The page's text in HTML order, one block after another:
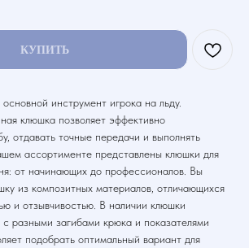
КУПИТЬ
инструмент игрока на льду.
клюшка позволяет эффективно
отдавать точные передачи и выполнять
ассортименте представлены клюшки для
от начинающих до профессионалов. Вы
из композитных материалов, отличающихся
и отзывчивостью. В наличии клюшки
разными загибами крюка и показателями
подобрать оптимальный вариант для